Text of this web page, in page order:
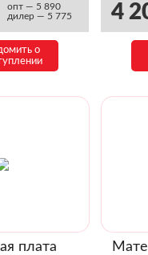
опт — 5 890
дилер — 5 775
о
4
плата